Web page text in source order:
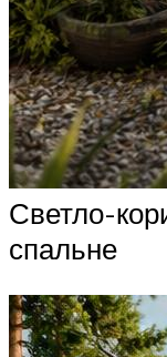
Светло-
спальне